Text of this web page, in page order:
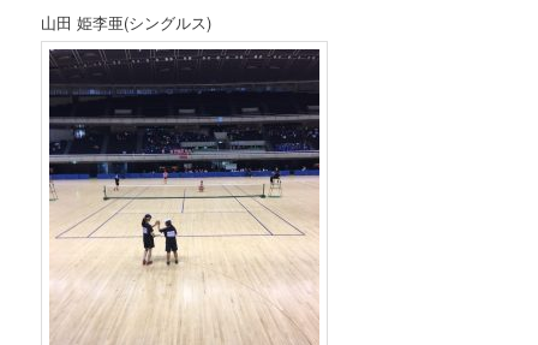
山田 姫李亜(シングルス)